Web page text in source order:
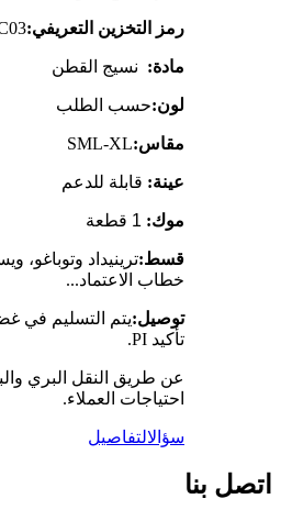
رمز التخزين التعريفي:
مادة: نسيج القطن
لون:حسب الطلب
مقاس:SML-XL
عينة: قابلة للدعم
موك: 1 قطعة
قسط:ترينيداد وتوباغو،
خطاب الاعتماد...
توصيل:
تأكيد PI.
عن طريق النقل البري
احتياجات العملاء.
سؤالالتفاصيل
اتصل بنا